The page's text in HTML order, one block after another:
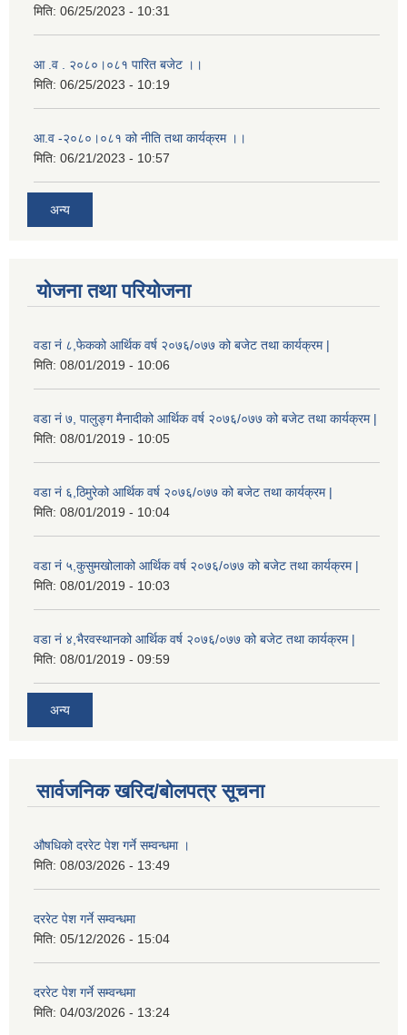
मिति: 06/25/2023 - 10:31
आ .व . २०८०।०८१ पारित बजेट ।।
मिति: 06/25/2023 - 10:19
आ.व -२०८०।०८१ को नीति तथा कार्यक्रम ।।
मिति: 06/21/2023 - 10:57
अन्य
योजना तथा परियोजना
वडा नं ८,फेकको आर्थिक वर्ष २०७६/०७७ को बजेट तथा कार्यक्रम |
मिति: 08/01/2019 - 10:06
वडा नं ७, पालुङ्ग मैनादीको आर्थिक वर्ष २०७६/०७७ को बजेट तथा कार्यक्रम |
मिति: 08/01/2019 - 10:05
वडा नं ६,ठिमुरेको आर्थिक वर्ष २०७६/०७७ को बजेट तथा कार्यक्रम |
मिति: 08/01/2019 - 10:04
वडा नं ५,कुसुमखोलाको आर्थिक वर्ष २०७६/०७७ को बजेट तथा कार्यक्रम |
मिति: 08/01/2019 - 10:03
वडा नं ४,भैरवस्थानको आर्थिक वर्ष २०७६/०७७ को बजेट तथा कार्यक्रम |
मिति: 08/01/2019 - 09:59
अन्य
सार्वजनिक खरिद/बोलपत्र सूचना
औषधिको दररेट पेश गर्ने सम्वन्धमा ।
मिति: 08/03/2026 - 13:49
दररेट पेश गर्ने सम्वन्धमा
मिति: 05/12/2026 - 15:04
दररेट पेश गर्ने सम्वन्धमा
मिति: 04/03/2026 - 13:24